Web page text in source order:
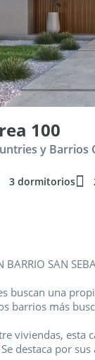
100
y Barrios
3 dormitorios
BARRIO SAN
buscan una
barrios más
viviendas, esta
destaca por